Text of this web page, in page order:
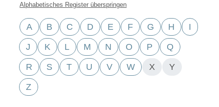
Alphabetisches Register überspringen
A B C D E F G H I
J K L M N O P Q
R S T U V W X Y
Z